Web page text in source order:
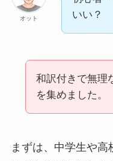
オット
いい？
和訳付きで無理
を集めました。
まずは、中学生や